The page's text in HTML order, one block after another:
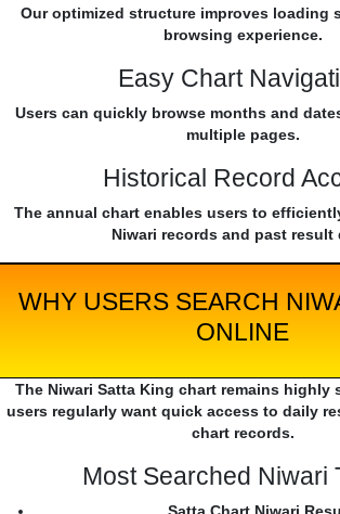
Our optimized structure improves loading
browsing experience.
Easy Chart
Users can quickly browse months and
multiple pages.
Historical Record
The annual chart enables users to
Niwari records and past result
WHY USERS SEARCH
ONLINE
The Niwari Satta King chart remains highly
users regularly want quick access to daily
chart records.
Most Searched Niwari